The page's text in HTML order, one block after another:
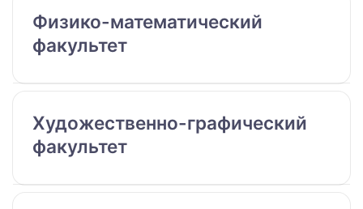
Физико-математический
факультет
Художественно-графический
факультет